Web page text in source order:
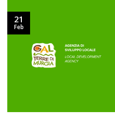
21
Feb